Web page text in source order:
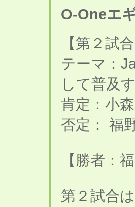
O-Oneエ
【第２試合
テーマ：
して普及
肯定：小
否定： 福
【勝者：
第２試合